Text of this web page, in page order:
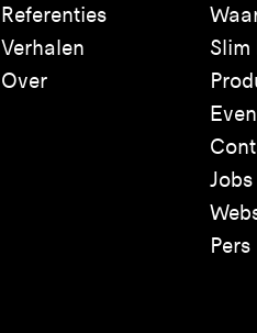
Referenties
Verhalen
Over
Slim
Jobs
Pers